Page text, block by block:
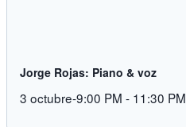
Jorge Rojas: Piano & voz
3 octubre-9:00 PM - 11:30 PM